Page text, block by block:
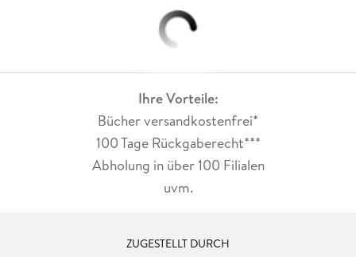
Ihre Vorteile:
Bücher versandkostenfrei*
100 Tage Rückgaberecht***
Abholung in über 100 Filialen
uvm.
ZUGESTELLT DURCH